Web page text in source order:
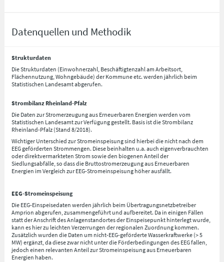
Datenquellen und Methodik
Strukturdaten
Die Strukturdaten (Einwohnerzahl, Beschäftigtenzahl am Arbeitsort,
Flächennutzung, Wohngebäude) der Kommune etc. werden jährlich beim
Statistischen Landesamt abgerufen.
Strombilanz Rheinland-Pfalz
Die Daten zur Stromerzeugung aus Erneuerbaren Energien werden vom
Statistischen Landesamt zur Verfügung gestellt. Basis ist die Strombilanz
Rheinland-Pfalz (Stand 8/2018).
Wichtiger Unterschied zur Stromeinspeisung sind hierbei die nicht nach dem
EEG geförderten Strommengen. Diese beinhalten u.a. auch eigenverbrauchten
oder direktvermarkteten Strom sowie den biogenen Anteil der
Siedlungsabfälle, so dass die Bruttostromerzeugung aus Erneuerbaren
Energien im Vergleich zur EEG-Stromeinspeisung höher ausfällt.
EEG-Stromeinspeisung
Die EEG-Einspeisedaten werden jährlich beim Übertragungsnetzbetreiber
Amprion abgerufen, zusammengeführt und aufbereitet. Da in einigen Fällen
statt der Anschrift des Anlagenstandortes der Einspeisepunkt hinterlegt wurde,
kann es hier zu leichten Verzerrungen der regionalen Zuordnung kommen.
Zusätzlich wurden die Daten um nicht-EEG-geförderte Wasserkraftwerke (> 5
MW) ergänzt, da diese zwar nicht unter die Förderbedingungen des EEG fallen,
jedoch einen relevanten Anteil zur Stromeinspeisung aus Erneuerbaren
Energien haben.